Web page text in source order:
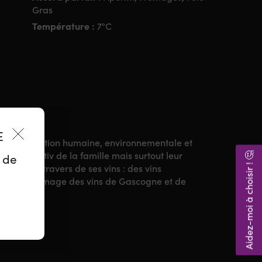
Gras
Température : 7°C
orientation humaine, environnementale et
le leitmotiv de la famille mais surtout leur
au travers de ses vins : des vins
à l’image des vins de Gascogne et de
Aidez-moi à choisir ! 🤔